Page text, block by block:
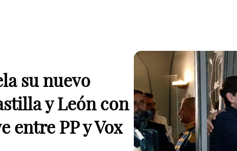
su nuevo
y León con
entre PP y Vox